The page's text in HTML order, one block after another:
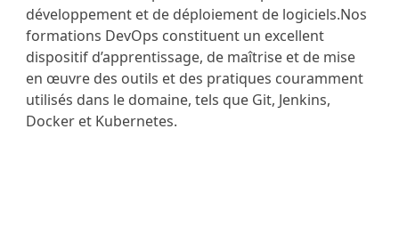
développement et de déploiement de logiciels.Nos
formations DevOps constituent un excellent
dispositif d’apprentissage, de maîtrise et de mise
en œuvre des outils et des pratiques couramment
utilisés dans le domaine, tels que Git, Jenkins,
Docker et Kubernetes.